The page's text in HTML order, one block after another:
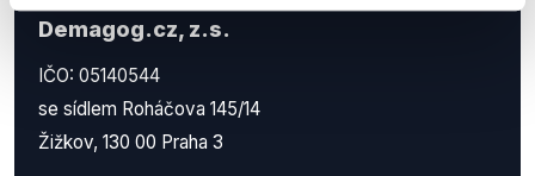
Demagog.cz, z.s.
IČO: 05140544
se sídlem Roháčova 145/14
Žižkov, 130 00 Praha 3